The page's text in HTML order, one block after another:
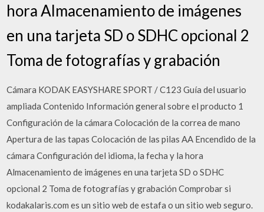
hora Almacenamiento de imágenes
en una tarjeta SD o SDHC opcional 2
Toma de fotografías y grabación
Cámara KODAK EASYSHARE SPORT / C123 Guía del usuario
ampliada Contenido Información general sobre el producto 1
Configuración de la cámara Colocación de la correa de mano
Apertura de las tapas Colocación de las pilas AA Encendido de la
cámara Configuración del idioma, la fecha y la hora
Almacenamiento de imágenes en una tarjeta SD o SDHC
opcional 2 Toma de fotografías y grabación Comprobar si
kodakalaris.com es un sitio web de estafa o un sitio web seguro.